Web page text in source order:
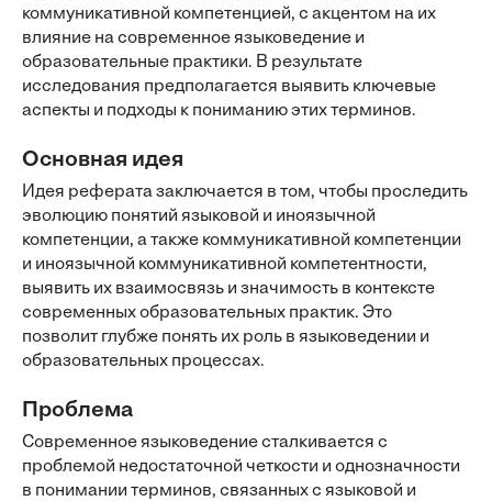
коммуникативной компетенцией, с акцентом на их
влияние на современное языковедение и
образовательные практики. В результате
исследования предполагается выявить ключевые
аспекты и подходы к пониманию этих терминов.
Основная идея
Идея реферата заключается в том, чтобы проследить
эволюцию понятий языковой и иноязычной
компетенции, а также коммуникативной компетенции
и иноязычной коммуникативной компетентности,
выявить их взаимосвязь и значимость в контексте
современных образовательных практик. Это
позволит глубже понять их роль в языковедении и
образовательных процессах.
Проблема
Современное языковедение сталкивается с
проблемой недостаточной четкости и однозначности
в понимании терминов, связанных с языковой и